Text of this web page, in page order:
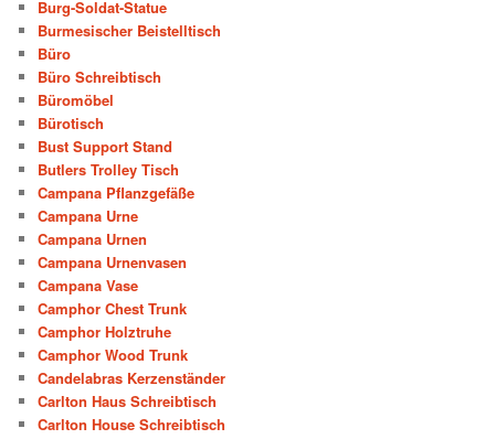
Burg-Soldat-Statue
Burmesischer Beistelltisch
Büro
Büro Schreibtisch
Büromöbel
Bürotisch
Bust Support Stand
Butlers Trolley Tisch
Campana Pflanzgefäße
Campana Urne
Campana Urnen
Campana Urnenvasen
Campana Vase
Camphor Chest Trunk
Camphor Holztruhe
Camphor Wood Trunk
Candelabras Kerzenständer
Carlton Haus Schreibtisch
Carlton House Schreibtisch